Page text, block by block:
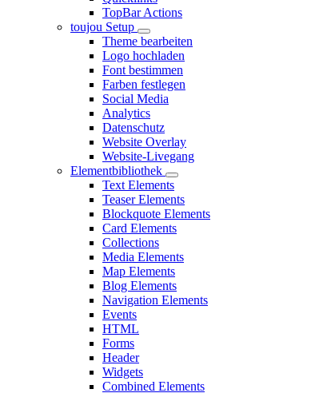
TopBar Actions
toujou Setup
Theme bearbeiten
Logo hochladen
Font bestimmen
Farben festlegen
Social Media
Analytics
Datenschutz
Website Overlay
Website-Livegang
Elementbibliothek
Text Elements
Teaser Elements
Blockquote Elements
Card Elements
Collections
Media Elements
Map Elements
Blog Elements
Navigation Elements
Events
HTML
Forms
Header
Widgets
Combined Elements